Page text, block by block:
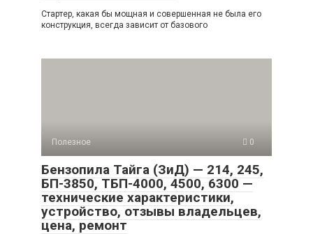
Стартер, какая бы мощная и совершенная не была его
конструкция, всегда зависит от базового
Полезное 0
Бензопила Тайга (ЗиД) — 214, 245,
БП-3850, ТБП-4000, 4500, 6300 —
технические характеристики,
устройство, отзывы владельцев,
цена, ремонт